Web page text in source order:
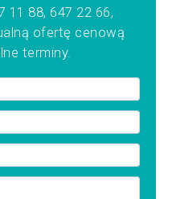
11 88, 647 22 66,
ofertę cenową
terminy.